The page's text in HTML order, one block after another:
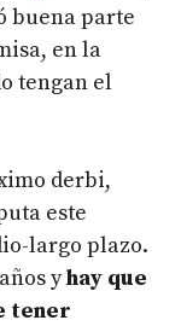
buena parte
en la
tengan el
derbi,
este
largo plazo.
yhay que
tener